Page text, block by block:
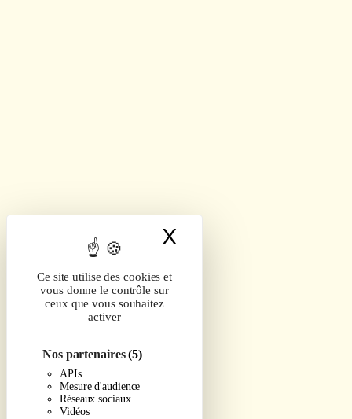
Ce site utilise des cookies et
vous donne le contrôle sur
ceux que vous souhaitez
activer
Nos partenaires(5)
APIs
Mesure d'audience
Réseaux sociaux
Vidéos
X